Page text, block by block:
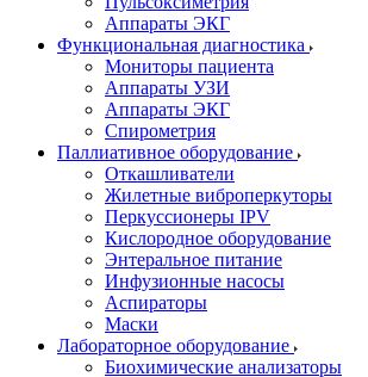
Аппараты ЭКГ
Функциональная диагностика
Мониторы пациента
Аппараты УЗИ
Аппараты ЭКГ
Спирометрия
Паллиативное оборудование
Откашливатели
Жилетные виброперкуторы
Перкуссионеры IPV
Кислородное оборудование
Энтеральное питание
Инфузионные насосы
Аспираторы
Маски
Лабораторное оборудование
Биохимические анализаторы